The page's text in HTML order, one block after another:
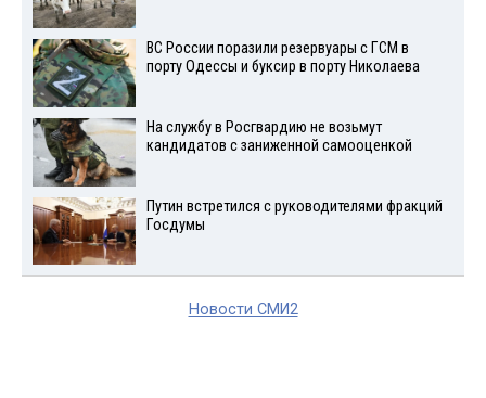
ВС России поразили резервуары с ГСМ в
порту Одессы и буксир в порту Николаева
На службу в Росгвардию не возьмут
кандидатов с заниженной самооценкой
Путин встретился с руководителями фракций
Госдумы
Новости СМИ2